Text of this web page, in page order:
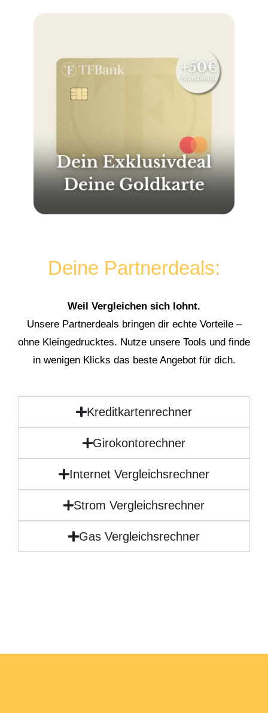
Deine Partnerdeals:
Weil Vergleichen sich lohnt.
Unsere Partnerdeals bringen dir echte Vorteile –
ohne Kleingedrucktes. Nutze unsere Tools und finde
in wenigen Klicks das beste Angebot für dich.
Kreditkartenrechner
Girokontorechner
Internet Vergleichsrechner
Strom Vergleichsrechner
Gas Vergleichsrechner